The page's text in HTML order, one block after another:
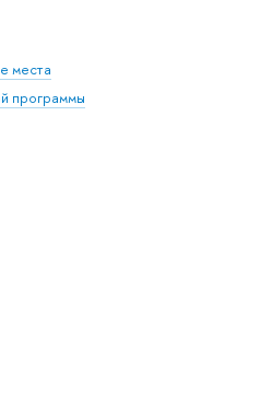
места
программы